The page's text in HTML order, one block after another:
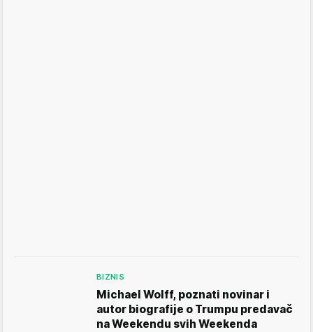
BIZNIS
Michael Wolff, poznati novinar i
autor biografije o Trumpu predavač
na Weekendu svih Weekenda